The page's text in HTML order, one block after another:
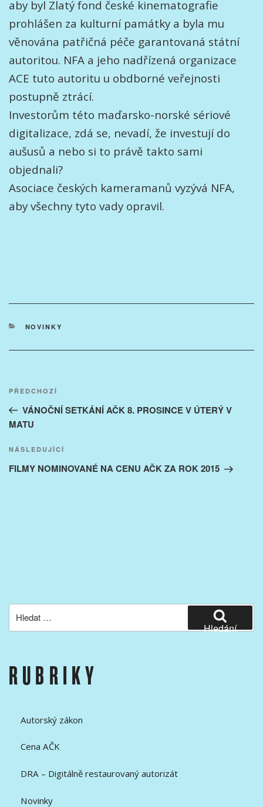
aby byl Zlatý fond české kinematografie
prohlášen za kulturní památky a byla mu
věnována patřičná péče garantovaná státní
autoritou. NFA a jeho nadřízená organizace
ACE tuto autoritu u obdborné veřejnosti
postupně ztrácí.
Investorům této maďarsko-norské sériové
digitalizace, zdá se, nevadí, že investují do
aušusů a nebo si to právě takto sami
objednali?
Asociace českých kameramanů vyzývá NFA,
aby všechny tyto vady opravil.
RUBRIKY
NOVINKY
příspěvek
Předchozí
příspěvek
PŘEDCHOZÍ
VÁNOČNÍ SETKÁNÍ AČK 8. PROSINCE V ÚTERÝ V
MATU
Následující
příspěvek
NÁSLEDUJÍCÍ
FILMY NOMINOVANÉ NA CENU AČK ZA ROK 2015
Hledání
RUBRIKY
Autorský zákon
Cena AČK
DRA – Digitálně restaurovaný autorizát
Novinky